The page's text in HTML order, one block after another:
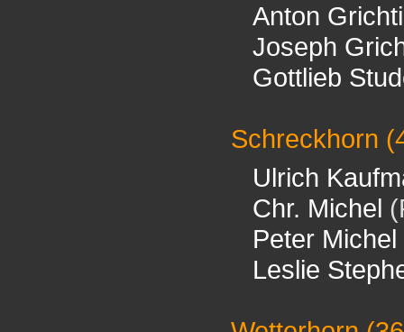
Anton
Joseph
Gottlieb
Schreckhorn
Ulrich
Chr. Michel
Peter Michel
Leslie